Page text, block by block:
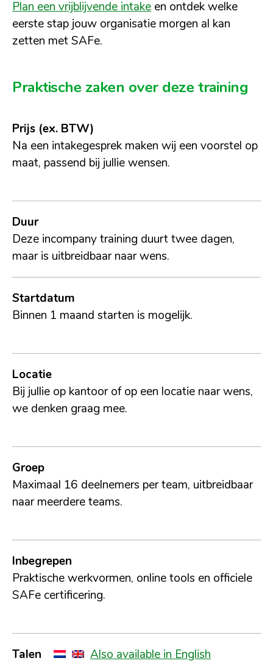
Plan een vrijblijvende intake en ontdek welke
eerste stap jouw organisatie morgen al kan
zetten met SAFe.
Praktische zaken over deze training
Prijs (ex. BTW)
Na een intakegesprek maken wij een voorstel op
maat, passend bij jullie wensen.
Duur
Deze incompany training duurt twee dagen,
maar is uitbreidbaar naar wens.
Startdatum
Binnen 1 maand starten is mogelijk.
Locatie
Bij jullie op kantoor of op een locatie naar wens,
we denken graag mee.
Groep
Maximaal 16 deelnemers per team, uitbreidbaar
naar meerdere teams.
Inbegrepen
Praktische werkvormen, online tools en officiele
SAFe certificering.
Talen Also available in English